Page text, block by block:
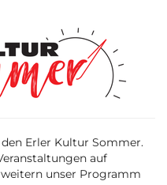
Erler Kultur Sommer.
auf
unser Programm